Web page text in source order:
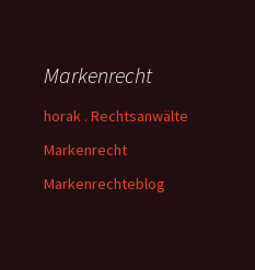
Markenrecht
horak . Rechtsanwälte
Markenrecht
Markenrechteblog